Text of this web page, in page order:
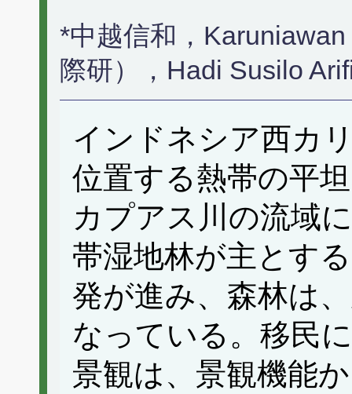
*中越信和，
際研），Hadi Susilo
インドネシア西カ
位置する熱帯の平
カプアス川の流域
帯湿地林が主とす
発が進み、森林は
なっている。移民
景観は、景観機能